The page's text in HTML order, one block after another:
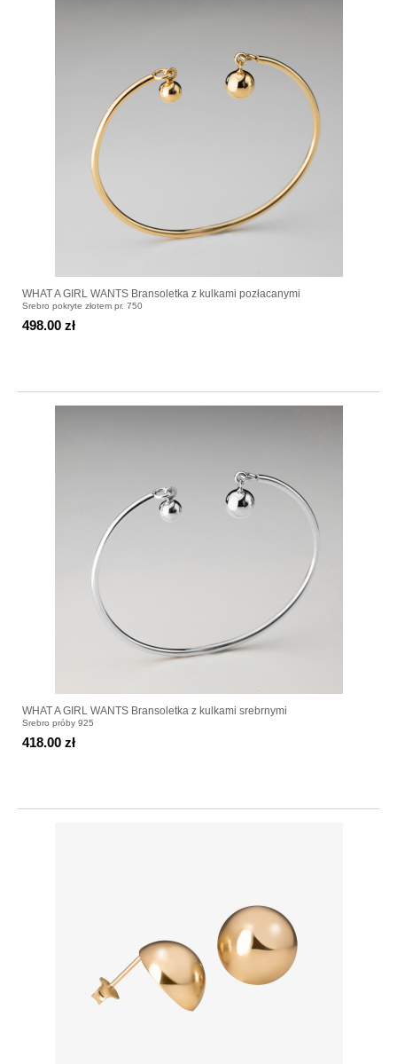
WHAT A GIRL WANTS Bransoletka z kulkami pozłacanymi
Srebro pokryte złotem pr. 750
498.00 zł
WHAT A GIRL WANTS Bransoletka z kulkami srebrnymi
Srebro próby 925
418.00 zł